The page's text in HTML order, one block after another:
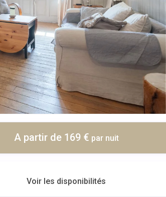
A partir de 169 € par nuit
Voir les disponibilités